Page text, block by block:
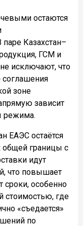
остаются
Казахстан–
ГСМ и
исключают, что
соглашения
зоне
зависит
режима.
ЕАЭС остаётся
общей границы с
идут
что повышает
сроки, особенно
стоимостью, где
«съедается»
по